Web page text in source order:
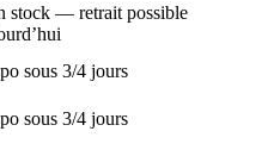
stock — retrait possible
sous 3/4 jours
sous 3/4 jours